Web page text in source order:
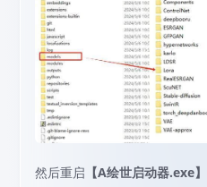
然后重启 【A绘世启动器.exe】